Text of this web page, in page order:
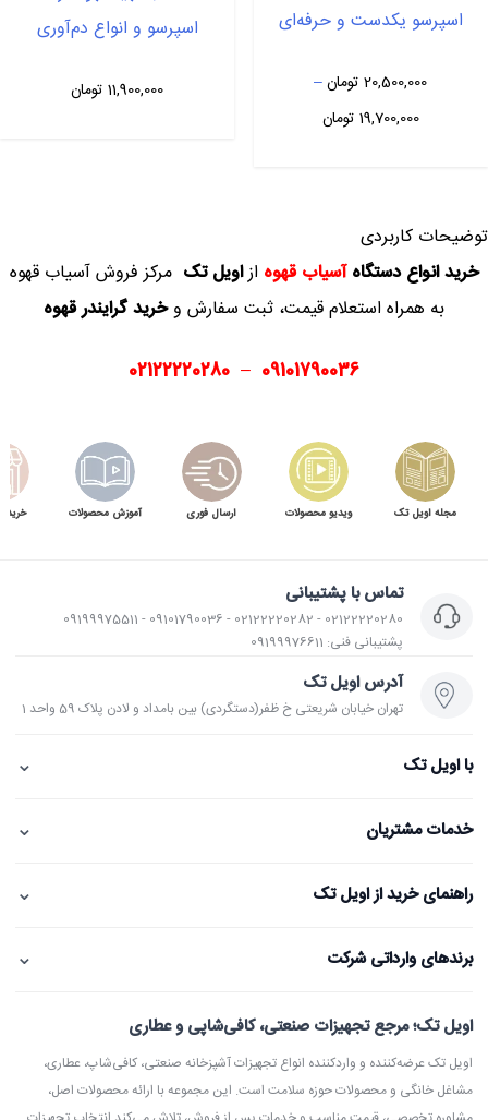
اسپرسو یکدست و حرفه‌ای
20,500,000 تومان –
19,700,000 تومانPrice
20,500,000 تومان
اسپرسو و انواع دم‌آوری
11,900,000 تومان
توضیحات کاربردی
خرید انواع دستگاهآسیاب قهوه ازاویل تک مرکز فروش آسیاب قهوه
به همراه استعلام قیمت، ثبت سفارش وخرید گرایندر قهوه
09101790036
–
02122220280
مجله اویل تک ویدیو محصولات ارسال فوری آموزش محصولات خرید
تماس با پشتیبانی
02122220280 - 02122220282 - 09101790036 - 09199975511
پشتیبانی فنی: 09199976611
آدرس اویل تک
تهران خیابان شریعتی خ ظفر(دستگردی) بین بامداد و لادن پلاک 59 واحد 1
با اویل تک ⌄
خدمات مشتریان ⌄
راهنمای خرید از اویل تک ⌄
برندهای وارداتی شرکت ⌄
اویل تک؛ مرجع تجهیزات صنعتی، کافی‌شاپی و عطاری
اویل تک عرضه‌کننده و واردکننده انواع تجهیزات آشپزخانه صنعتی، کافی‌شاپ، عطاری،
مشاغل خانگی و محصولات حوزه سلامت است. این مجموعه با ارائه محصولات اصل،